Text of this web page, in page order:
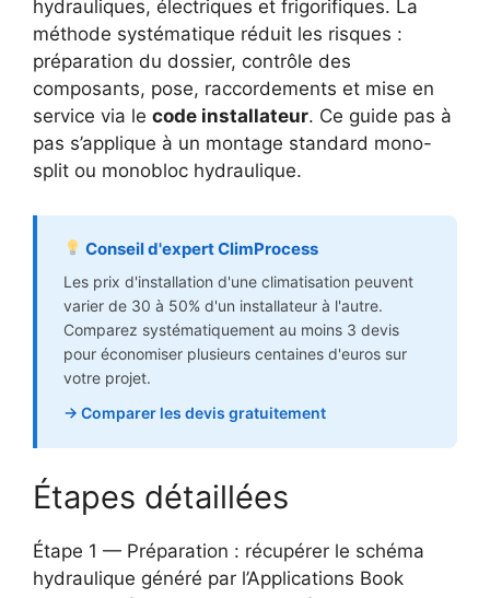
hydrauliques, électriques et frigorifiques. La
méthode systématique réduit les risques :
préparation du dossier, contrôle des
composants, pose, raccordements et mise en
service via le code installateur. Ce guide pas à
pas s’applique à un montage standard mono-
split ou monobloc hydraulique.
Conseil d'expert ClimProcess
Les prix d'installation d'une climatisation peuvent
varier de 30 à 50% d'un installateur à l'autre.
Comparez systématiquement au moins 3 devis
pour économiser plusieurs centaines d'euros sur
votre projet.
→ Comparer les devis gratuitement
Étapes détaillées
Étape 1 — Préparation : récupérer le schéma
hydraulique généré par l’Applications Book